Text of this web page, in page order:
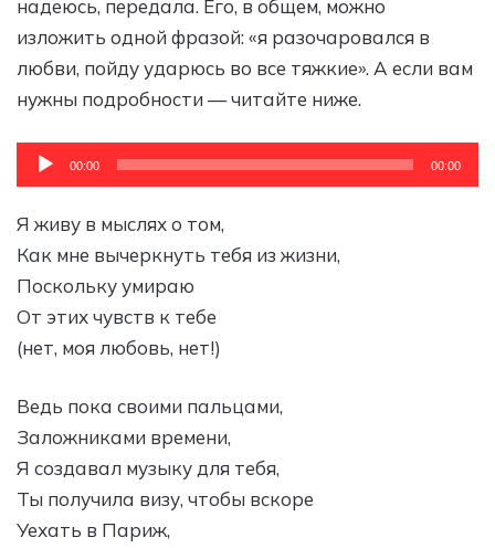
надеюсь, передала. Его, в общем, можно
изложить одной фразой: «я разочаровался в
любви, пойду ударюсь во все тяжкие». А если вам
нужны подробности — читайте ниже.
Аудиоплеер
00:00 00:00
Я живу в мыслях о том,
Как мне вычеркнуть тебя из жизни,
Поскольку умираю
От этих чувств к тебе
(нет, моя любовь, нет!)
Ведь пока своими пальцами,
Заложниками времени,
Я создавал музыку для тебя,
Ты получила визу, чтобы вскоре
Уехать в Париж,